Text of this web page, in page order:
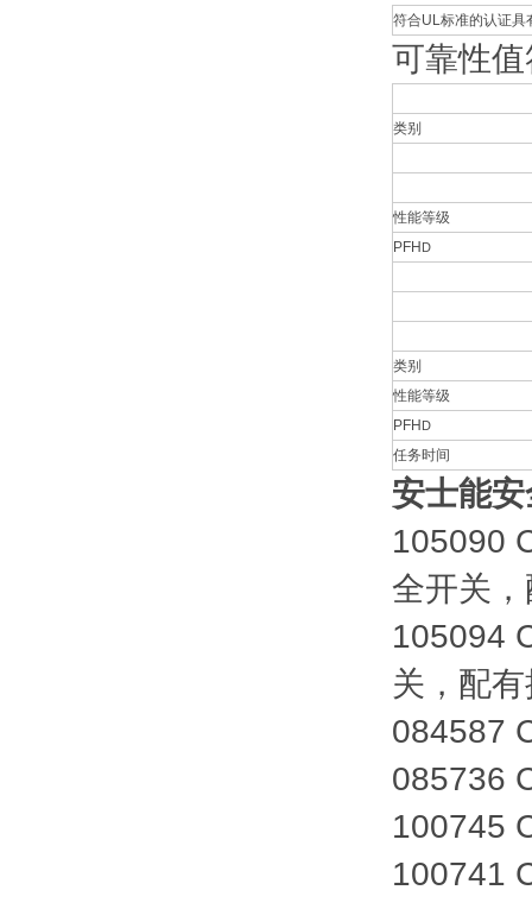
符合UL标准的认证具
可靠性
类别
性能等级
PFH D
类别
性能等级
PFH D
任务时间
安士能
105090
全开关
105094
关，配
084587
085736
100745
100741